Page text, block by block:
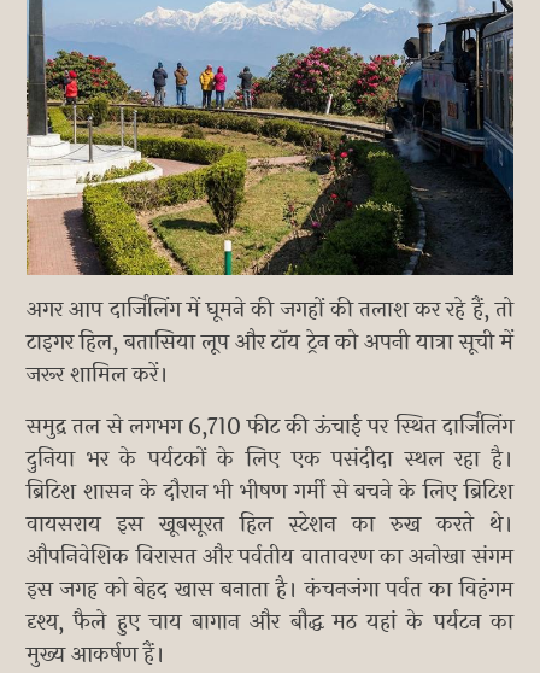
अगर आप दार्जिलिंग में घूमने की जगहों की तलाश कर रहे हैं, तो
टाइगर हिल, बतासिया लूप और टॉय ट्रेन को अपनी यात्रा सूची में
जरूर शामिल करें।
समुद्र तल से लगभग 6,710 फीट की ऊंचाई पर स्थित दार्जिलिंग
दुनिया भर के पर्यटकों के लिए एक पसंदीदा स्थल रहा है।
ब्रिटिश शासन के दौरान भी भीषण गर्मी से बचने के लिए ब्रिटिश
वायसराय इस खूबसूरत हिल स्टेशन का रुख करते थे।
औपनिवेशिक विरासत और पर्वतीय वातावरण का अनोखा संगम
इस जगह को बेहद खास बनाता है। कंचनजंगा पर्वत का विहंगम
दृश्य, फैले हुए चाय बागान और बौद्ध मठ यहां के पर्यटन का
मुख्य आकर्षण हैं।